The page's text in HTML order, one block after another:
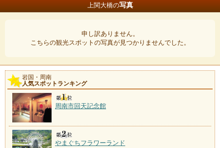
上関大橋の写真
申し訳ありません。
こちらの観光スポットの写真が見つかりませんでした。
岩国・周南
人気スポットランキング
周南市回天記念館
やまぐちフラワーランド